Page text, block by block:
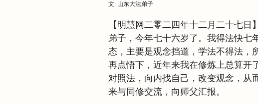
文: 山东大法弟子
【明慧网二零二四年十二月二十七
弟子，今年七十六岁了。我得法快七
态，主要是观念挡道，学法不得法，
再点悟下，近年来我在修炼上总算开
对照法，向内找自己，改变观念，从
来与同修交流，向师父汇报。